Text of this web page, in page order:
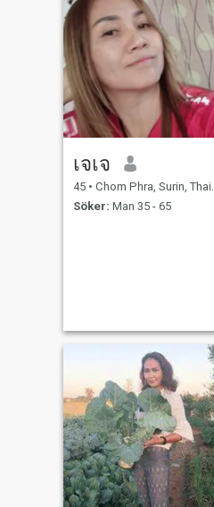
เจเจ
45 • Chom Phra, Surin, Thailand
Söker: Man 35 - 65